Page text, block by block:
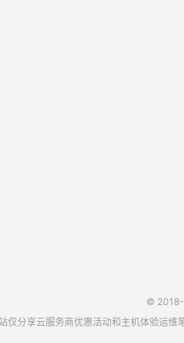
©
仅分享云服务商优惠活动和主机体验运